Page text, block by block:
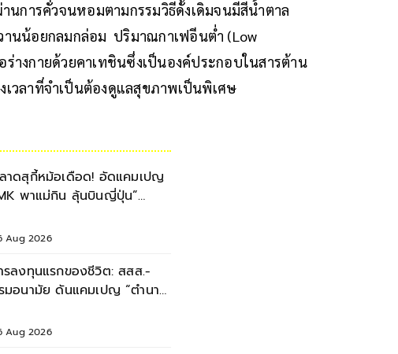
การคั่วจนหอมตามกรรมวิธีดั้งเดิมจนมีสีน้ำตาล
นน้อยกลมกล่อม ปริมาณกาเฟอีนต่ำ (Low
างกายด้วยคาเทชินซึ่งเป็นองค์ประกอบในสารต้าน
วลาที่จำเป็นต้องดูแลสุขภาพเป็นพิเศษ
าดสุกี้หม้อเดือด! อัดแคมเปญ
พาแม่กิน ลุ้นบินญี่ปุ่น”
Aug 2026
รลงทุนแรกของชีวิต: สสส.-
มอนามัย ดันแคมเปญ “ตำนาน
ยืน
Aug 2026